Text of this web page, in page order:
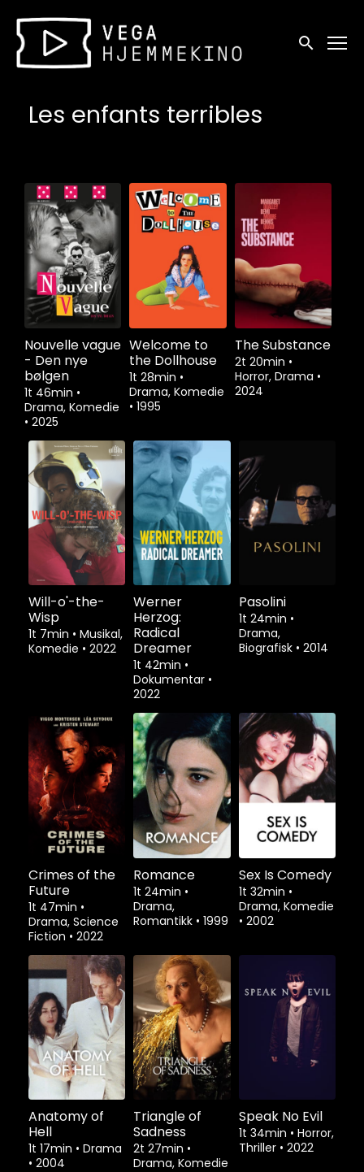
Tilgjengelighetslenker
Søk
Les enfants terribles
Nouvelle vague
- Den nye
bølgen
1t 46min •
Drama, Komedie
• 2025
Welcome to
the Dollhouse
1t 28min •
Drama, Komedie
• 1995
The Substance
2t 20min •
Horror, Drama •
2024
Will-o'-the-
Wisp
1t 7min • Musikal,
Komedie • 2022
Werner
Herzog:
Radical
Dreamer
1t 42min •
Dokumentar •
2022
Pasolini
1t 24min •
Drama,
Biografisk • 2014
Crimes of the
Future
1t 47min •
Drama, Science
Fiction • 2022
Romance
1t 24min •
Drama,
Romantikk • 1999
Sex Is Comedy
1t 32min •
Drama, Komedie
• 2002
Anatomy of
Hell
1t 17min • Drama
• 2004
Triangle of
Sadness
2t 27min •
Drama, Komedie
Speak No Evil
1t 34min • Horror,
Thriller • 2022